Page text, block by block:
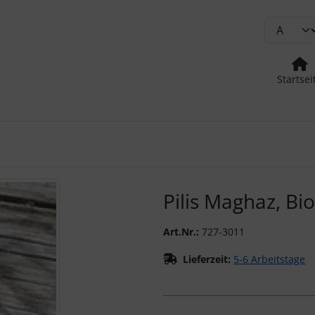
Pilis Maghaz, Bio
Art.Nr.: 727-3011
Lieferzeit: 5-6 Arbeitstage
" und "Vor-Button" nutzen, um zwischen den Bildern